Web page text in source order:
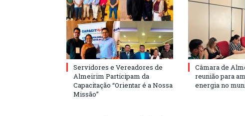
Servidores e Vereadores de
Almeirim Participam da
Capacitação “Orientar é a Nossa
Missão”
Câmara de
reunião para
energia no